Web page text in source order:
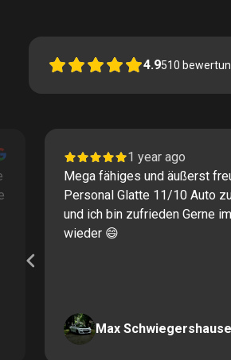
4.9510
1 year ago
Mega fähiges und äußerst
Personal Glatte 11/10 Auto
und ich bin zufrieden Gerne
wieder 😄
Max